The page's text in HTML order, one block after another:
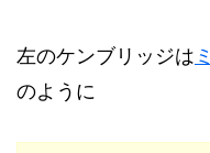
左のケンブリッジは
のように